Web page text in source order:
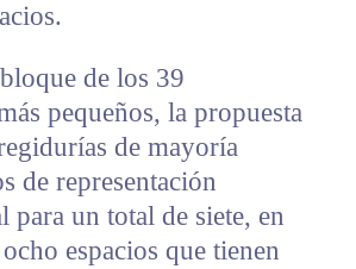
de los 39
pequeños, la propuesta
de mayoría
de representación
para un total de siete, en
espacios que tienen